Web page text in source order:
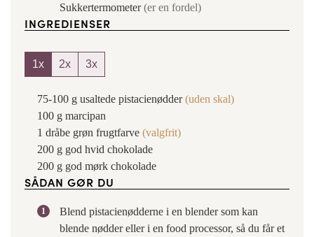
Sukkertermometer(er en fordel)
INGREDIENSER
1x 2x 3x
75-100 g usaltede pistacienødder (uden skal)
100 g marcipan
1 dråbe grøn frugtfarve (valgfrit)
200 g god hvid chokolade
200 g god mørk chokolade
SÅDAN GØR DU
Blend pistacienødderne i en blender som kan
blende nødder eller i en food processor, så du får et